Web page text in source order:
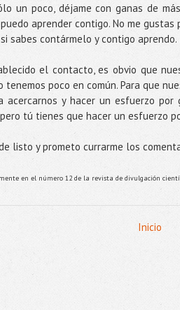
un poco, déjame con ganas de
aprender contigo. No me
sabes contármelo y contigo aprendo.
el contacto, es obvio que
tenemos poco en común. Para que
acercarnos y hacer un esfuerzo
tú tienes que hacer un esfuerzo
listo y prometo currarme los
en el número 12 de la revista de divulgación
Inicio